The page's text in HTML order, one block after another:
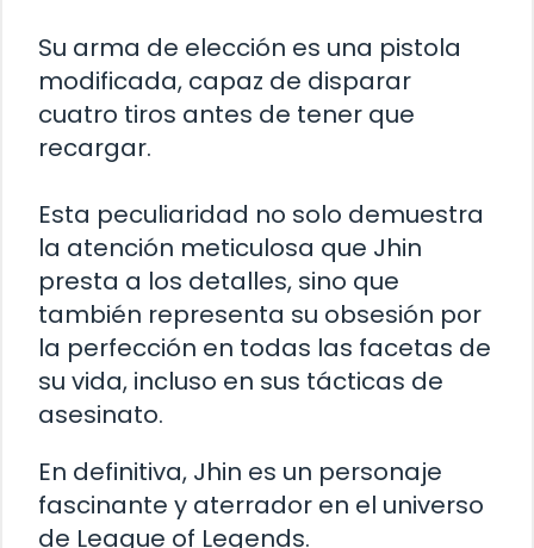
Su arma de elección es una pistola
modificada, capaz de disparar
cuatro tiros antes de tener que
recargar.
Esta peculiaridad no solo demuestra
la atención meticulosa que Jhin
presta a los detalles, sino que
también representa su obsesión por
la perfección en todas las facetas de
su vida, incluso en sus tácticas de
asesinato.
En definitiva, Jhin es un personaje
fascinante y aterrador en el universo
de League of Legends.